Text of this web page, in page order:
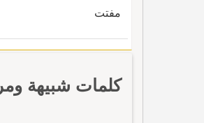
مفتت
كلمات شبيهة